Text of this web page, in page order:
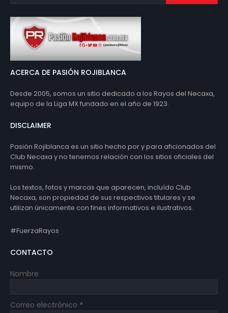
ACERCA DE PASIÓN ROJIBLANCA
Desde 2005, somos un sitio dedicado a los Rayos del Necaxa,
equipo de la Liga MX fundado en el año de 1923.
DISCLAIMER
Pasión Rojiblanca es un sitio hecho por y para aficionados del
Club Necaxa y no tenemos relación con los sitios oficiales del
mismo.
Los textos, fotos y marcas que aparecen, incluído Club
Necaxa, son propiedad de sus respectivos titulares y se
utilizan únicamente con fines informativos e ilustrativos.
#FuerzaRayos
CONTACTO
Nombre
Correo electrónico *